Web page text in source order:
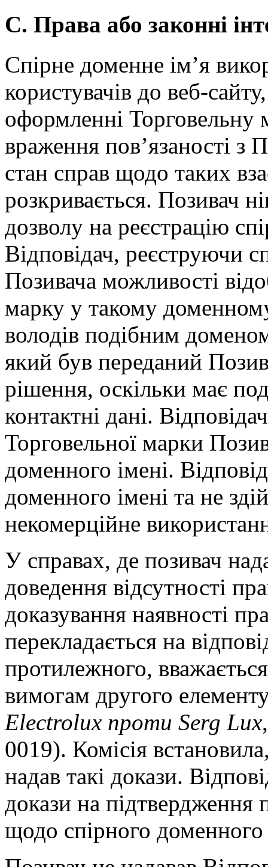
С. Права або законні
Спірне доменне ім’я
користувачів до веб-
оформленні Торговельну
враження пов’язаності
стан справ щодо таких
розкривається. Позивач
дозволу на реєстрацію
Відповідач, реєструючи
Позивача можливості
марку у такому
володів подібним
який був переданий
рішення, оскільки має
контактні дані.
Торговельної марки
доменного імені.
доменного імені та не
некомерційне
У справах, де позивач
доведення відсутності
доказування наявності
перекладається на
протилежного,
вимогам другого
Electrolux проти Serg Lux
0019). Комісія
надав такі докази.
докази на підтвердження
щодо спірного доменного